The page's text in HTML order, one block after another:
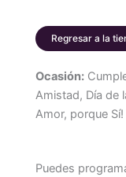
Regresar a la
Ocasión:
Amistad, Día de
Amor, porque Sí!
Puedes